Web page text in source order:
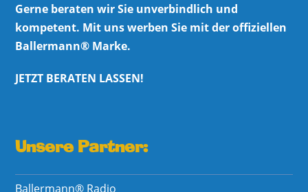
Gerne beraten wir Sie unverbindlich und
kompetent. Mit uns werben Sie mit der offiziellen
Ballermann® Marke.
JETZT BERATEN LASSEN!
Unsere Partner:
Ballermann® Radio